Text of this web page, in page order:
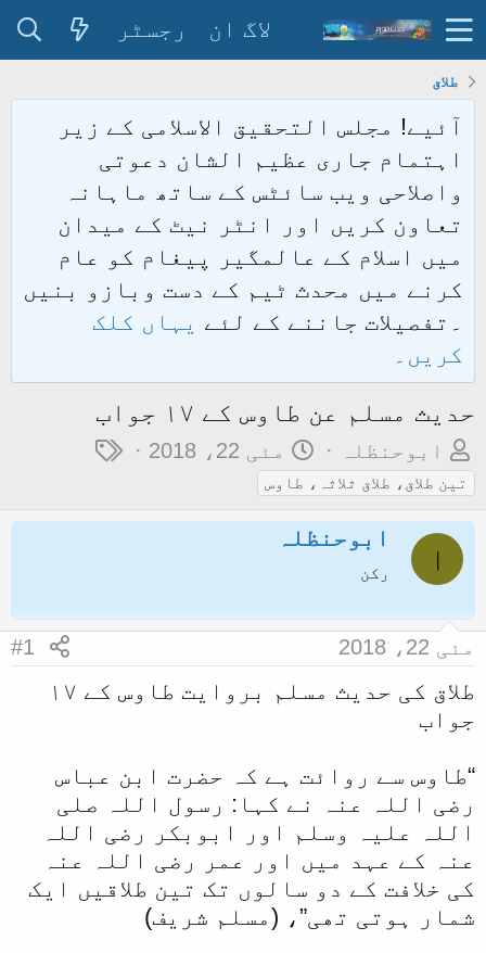
لاگ ان رجسٹر
طلاق
آئیے! مجلس التحقیق الاسلامی کے زیر
اہتمام جاری عظیم الشان دعوتی
واصلاحی ویب سائٹس کے ساتھ ماہانہ
تعاون کریں اور انٹر نیٹ کے میدان
میں اسلام کے عالمگیر پیغام کو عام
کرنے میں محدث ٹیم کے دست وبازو بنیں
۔تفصیلات جاننے کے لئے یہاں کلک
کریں۔
حدیث مسلم عن طاوس کے ۱۷ جواب
م
و
و
ع
ا
آ
غ
ا
ک
ر
ن
ے
و
ابوحنظلہ
ت
ا
ی
غ
ز
مئی 22، 2018
ٹ
تین طلاق، طلاق ثلاثہ، طاوس
ا
ابوحنظلہ
رکن
مئی 22، 2018 #1
طلاق کی حدیث مسلم بروایت طاوس کے ۱۷
جواب
“طاوس سے روائت ہے کہ حضرت ابن عباس
رضی اللہ عنہ نے کہا: رسول اللہ صلی
اللہ علیہ وسلم اور ابوبکر رضی اللہ
عنہ کے عہد میں اور عمر رضی اللہ عنہ
کی خلافت کے دو سالوں تک تین طلاقیں ایک
شمار ہوتی تھی”، (مسلم شریف)